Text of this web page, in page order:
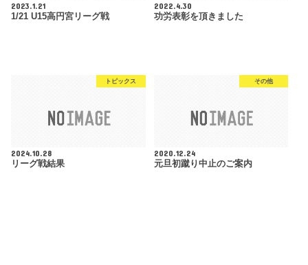
2023.1.21
1/21 U15高円宮リーグ戦
2022.4.30
功労表彰を頂きました
トピックス
2024.10.28
リーグ戦結果
その他
2020.12.24
元旦初蹴り中止のご案内